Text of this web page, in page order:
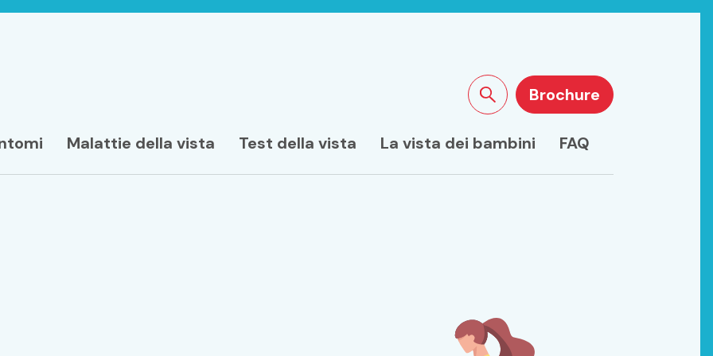
Malattie della vista Test della vista La vista dei bambini FAQ
Cercare sul sito
Brochure